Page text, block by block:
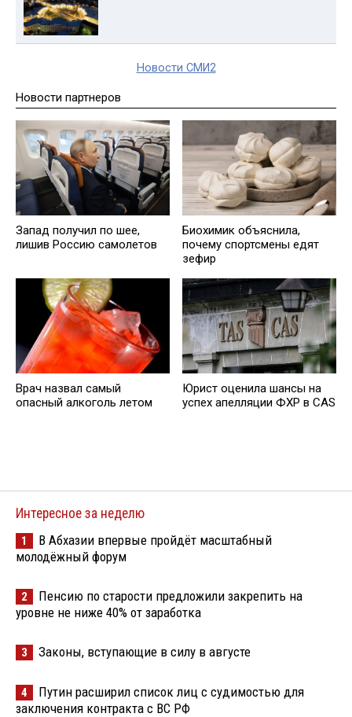
Новости СМИ2
Новости партнеров
Запад получил по шее,
лишив Россию самолетов
Биохимик объяснила,
почему спортсмены едят
зефир
Врач назвал самый
опасный алкоголь летом
Юрист оценила шансы на
успех апелляции ФХР в CAS
Интересное за неделю
1
В Абхазии впервые пройдёт масштабный
молодёжный форум
2
Пенсию по старости предложили закрепить на
уровне не ниже 40% от заработка
3 Законы, вступающие в силу в августе
4
Путин расширил список лиц с судимостью для
заключения контракта с ВС РФ